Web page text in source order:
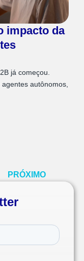
impacto da
já começou.
autônomos,
PRÓXIMO